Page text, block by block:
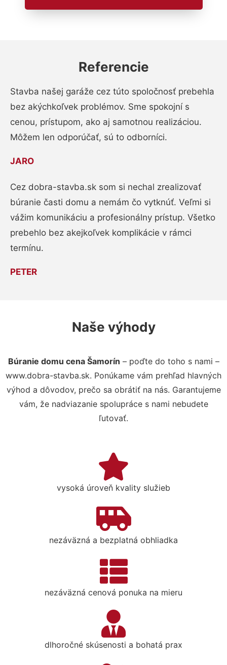
Referencie
Stavba našej garáže cez túto spoločnosť prebehla
bez akýchkoľvek problémov. Sme spokojní s
cenou, prístupom, ako aj samotnou realizáciou.
Môžem len odporúčať, sú to odborníci.
JARO
Cez dobra-stavba.sk som si nechal zrealizovať
búranie časti domu a nemám čo vytknúť. Veľmi si
vážim komunikáciu a profesionálny prístup. Všetko
prebehlo bez akejkoľvek komplikácie v rámci
termínu.
PETER
Naše výhody
Búranie domu cena Šamorín – poďte do toho s nami –
www.dobra-stavba.sk. Ponúkame vám prehľad hlavných
výhod a dôvodov, prečo sa obrátiť na nás. Garantujeme
vám, že nadviazanie spolupráce s nami nebudete
ľutovať.
vysoká úroveň kvality služieb
nezáväzná a bezplatná obhliadka
nezáväzná cenová ponuka na mieru
dlhoročné skúsenosti a bohatá prax